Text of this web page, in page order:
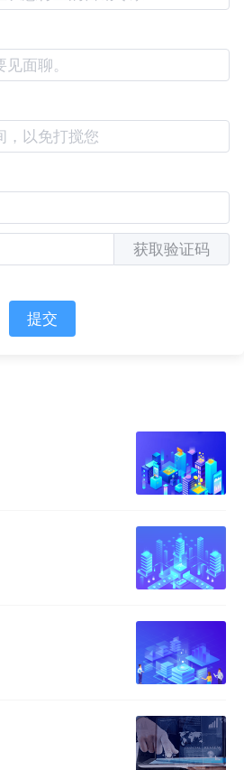
分享内容进行传播，并需要强
公示或进行统一营销引导的组
文章、视频页
责声明，或在
牌Logo与
增强
活动通知的分
版权信息、官
增强专业性与
品牌企业：对
学习资料的分
加机构联系方
入口，方便潜
得的咨询量提
升30%
享的专业内容
风险提示与免
律师事务所：
义务，降低法
律风险
场景。
文章或每个视频单独添加头部/
次设置，全局自动生效，维护
获取验证码
提交